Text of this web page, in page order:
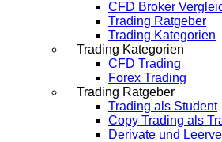
CFD Broker
Trading Ratgeber
Trading Kategorien
Trading Kategorien
CFD Trading
Forex Trading
Trading Ratgeber
Trading als Student
Copy Trading als
Derivate und